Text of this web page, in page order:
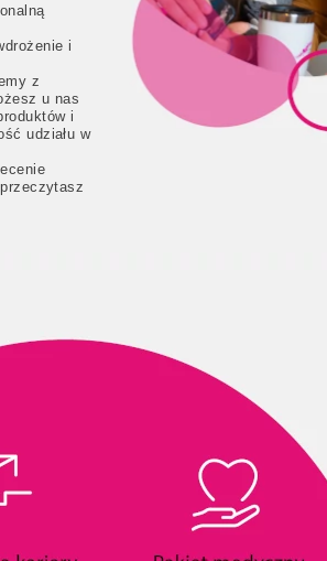
i
z
u nas
i
udziału w